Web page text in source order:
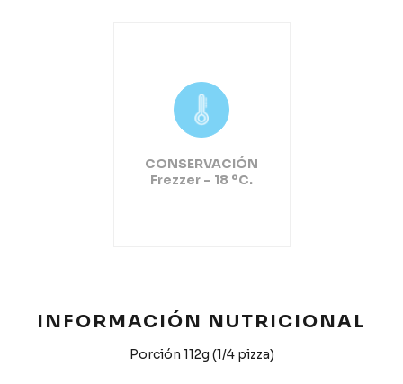
CONSERVACIÓN
Frezzer – 18 ºC.
INFORMACIÓN NUTRICIONAL
Porción 112g (1/4 pizza)